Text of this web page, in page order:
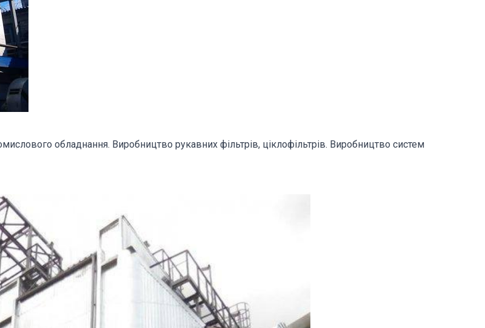
обладнання. Виробництво рукавних фільтрів, ціклофільтрів. Виробництво систем